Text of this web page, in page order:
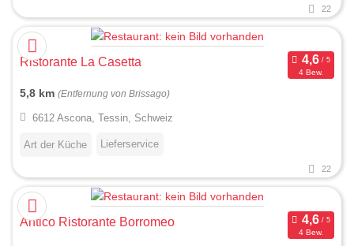
22
Ristorante La Casetta
4 Bew.
5,8 km (Entfernung von Brissago)
6612 Ascona, Tessin, Schweiz
Art der Küche Lieferservice
22
Antico Ristorante Borromeo
4 Bew.